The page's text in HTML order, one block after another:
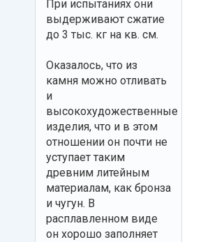
При испытаниях они
выдерживают сжатие
до 3 тыс. кг на кв. см.
Оказалось, что из
камня можно отливать
и
высокохудожественные
изделия, что и в этом
отношении он почти не
уступает таким
древним литейным
материалам, как бронза
и чугун. В
расплавленном виде
он хорошо заполняет